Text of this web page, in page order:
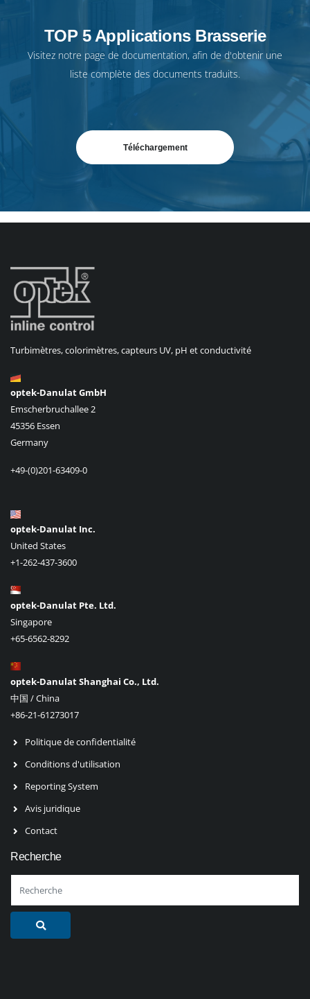
TOP 5 Applications Brasserie
Visitez notre page de documentation, afin de d'obtenir une
liste complète des documents traduits.
Téléchargement
Turbimètres, colorimètres, capteurs UV, pH et conductivité
optek-Danulat GmbH
Emscherbruchallee 2
45356 Essen
Germany
+49-(0)201-63409-0
optek-Danulat Inc.
United States
+1-262-437-3600
optek-Danulat Pte. Ltd.
Singapore
+65-6562-8292
optek-Danulat Shanghai Co., Ltd.
中国 / China
+86-21-61273017
Politique de confidentialité
Conditions d'utilisation
Reporting System
Avis juridique
Contact
Recherche